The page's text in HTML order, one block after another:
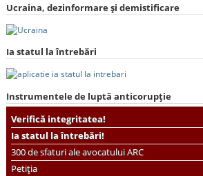
Ucraina, dezinformare și demistificare
Ia statul la întrebări
Instrumentele de luptă anticorupție
Verifică integritatea!
Ia statul la întrebări!
300 de sfaturi ale avocatului ARC
Petiția